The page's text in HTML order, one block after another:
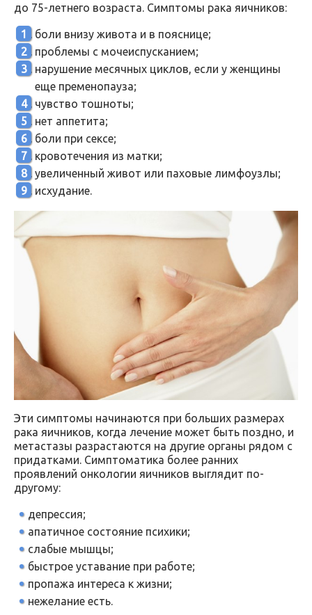
до 75-летнего возраста. Симптомы рака яичников:
боли внизу живота и в пояснице;
проблемы с мочеиспусканием;
нарушение месячных циклов, если у женщины
еще пременопауза;
чувство тошноты;
нет аппетита;
боли при сексе;
кровотечения из матки;
увеличенный живот или паховые лимфоузлы;
исхудание.
Эти симптомы начинаются при больших размерах
рака яичников, когда лечение может быть поздно, и
метастазы разрастаются на другие органы рядом с
придатками. Симптоматика более ранних
проявлений онкологии яичников выглядит по-
другому:
депрессия;
апатичное состояние психики;
слабые мышцы;
быстрое уставание при работе;
пропажа интереса к жизни;
нежелание есть.